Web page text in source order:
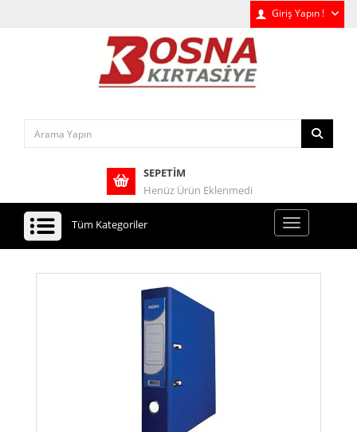
Giriş Yapın !
SEPETIM
Henüz Ürün Eklenmedi
Tüm Kategoriler